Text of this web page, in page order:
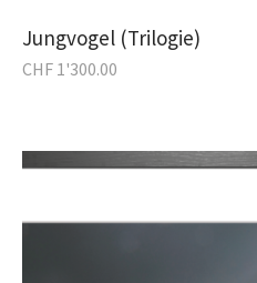
Jungvogel (Trilogie)
CHF 1'300.00